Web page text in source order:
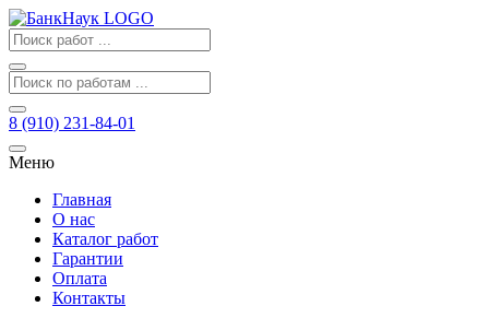
8 (910) 231-84-01
Меню
Главная
О нас
Каталог работ
Гарантии
Оплата
Контакты